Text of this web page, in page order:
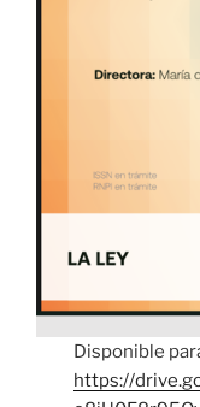
Disponible
https://